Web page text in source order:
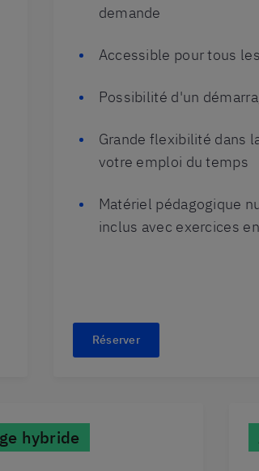
demande
Accessible pour tous
Possibilité d'un
Grande flexibilité dans
votre emploi du temps
Matériel pédagogique
inclus avec exercices
Réserver
hybride